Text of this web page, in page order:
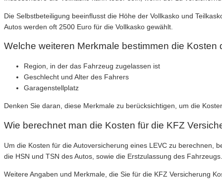
Die Selbstbeteiligung beeinflusst die Höhe der Vollkasko und
Autos werden oft 2500 Euro für die Vollkasko gewählt.
Welche weiteren Merkmale bestimmen die
Region, in der das Fahrzeug zugelassen ist
Geschlecht und Alter des Fahrers
Garagenstellplatz
Denken Sie daran, diese Merkmale zu berücksichtigen, um die
Wie berechnet man die Kosten für die KFZ
Um die Kosten für die Autoversicherung eines LEVC zu berechnen,
die HSN und TSN des Autos, sowie die Erstzulassung des Fahrzeugs.
Weitere Angaben und Merkmale, die Sie für die KFZ Versicherung